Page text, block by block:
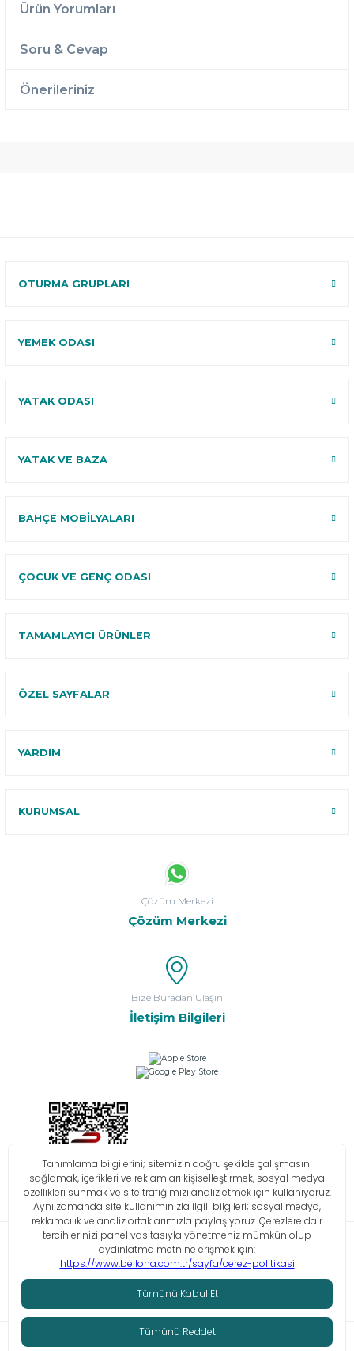
Ürün Yorumları
Soru & Cevap
Önerileriniz
OTURMA GRUPLARI
YEMEK ODASI
YATAK ODASI
YATAK VE BAZA
BAHÇE MOBİLYALARI
ÇOCUK VE GENÇ ODASI
TAMAMLAYICI ÜRÜNLER
ÖZEL SAYFALAR
YARDIM
KURUMSAL
Çözüm Merkezi
Çözüm Merkezi
Bize Buradan Ulaşın
İletişim Bilgileri
Bilgi Toplumu Hizmetleri KVKK Çerez Politikası İşlem Rehberi
© Tüm hakları saklıdır. Bellona 2026